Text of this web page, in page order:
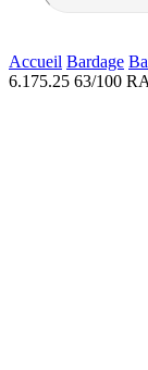
Accueil Bardage
6.175.25 63/100